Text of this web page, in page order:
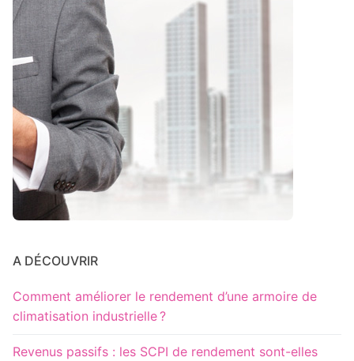
A DÉCOUVRIR
Comment améliorer le rendement d’une armoire de
climatisation industrielle ?
Revenus passifs : les SCPI de rendement sont-elles